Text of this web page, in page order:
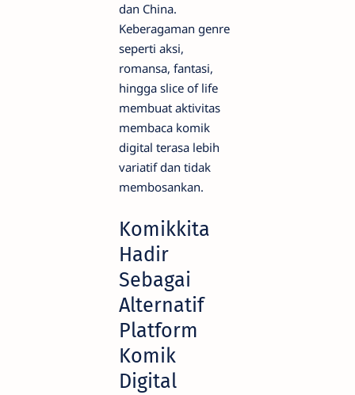
dan China.
Keberagaman genre
seperti aksi,
romansa, fantasi,
hingga slice of life
membuat aktivitas
membaca komik
digital terasa lebih
variatif dan tidak
membosankan.
Komikkita
Hadir
Sebagai
Alternatif
Platform
Komik
Digital